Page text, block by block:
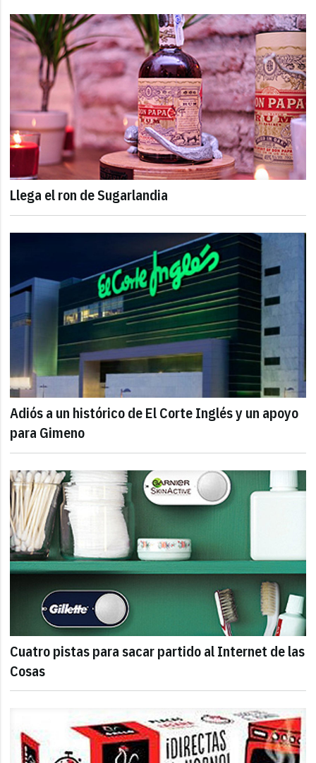
Llega el ron de Sugarlandia
Adiós a un histórico de El Corte Inglés y un apoyo
para Gimeno
Cuatro pistas para sacar partido al Internet de las
Cosas